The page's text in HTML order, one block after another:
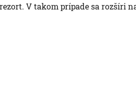
V takom prípade sa rozšíri